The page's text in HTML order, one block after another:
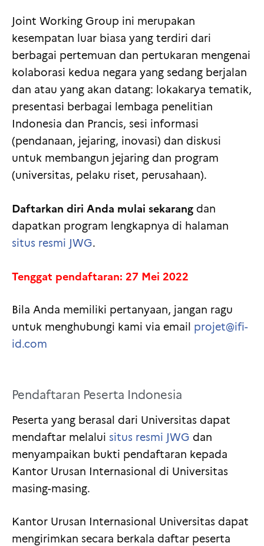
Joint Working Group ini merupakan
kesempatan luar biasa yang terdiri dari
berbagai pertemuan dan pertukaran mengenai
kolaborasi kedua negara yang sedang berjalan
dan atau yang akan datang: lokakarya tematik,
presentasi berbagai lembaga penelitian
Indonesia dan Prancis, sesi informasi
(pendanaan, jejaring, inovasi) dan diskusi
untuk membangun jejaring dan program
(universitas, pelaku riset, perusahaan).
Daftarkan diri Anda mulai sekarang dan
dapatkan program lengkapnya di halaman
situs resmi JWG.
Tenggat pendaftaran: 27 Mei 2022
Bila Anda memiliki pertanyaan, jangan ragu
untuk menghubungi kami via email projet@ifi-
id.com
Pendaftaran Peserta Indonesia
Peserta yang berasal dari Universitas dapat
mendaftar melalui situs resmi JWG dan
menyampaikan bukti pendaftaran kepada
Kantor Urusan Internasional di Universitas
masing-masing.
Kantor Urusan Internasional Universitas dapat
mengirimkan secara berkala daftar peserta